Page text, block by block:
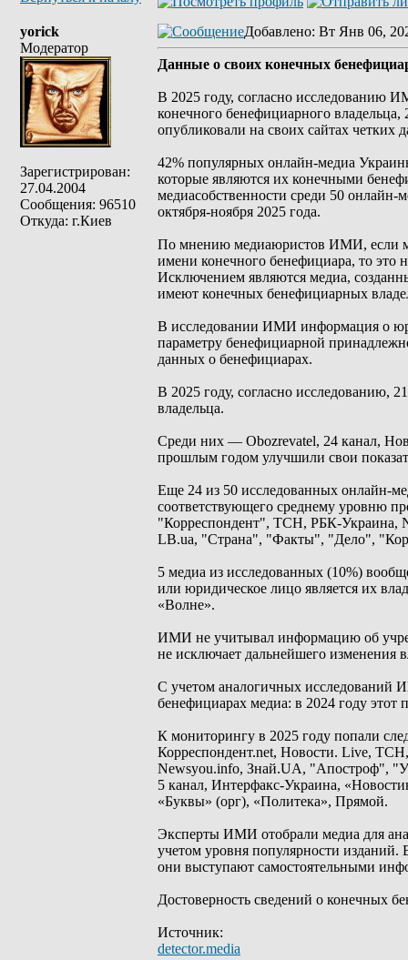
yorick
Модератор
Зарегистрирован:
27.04.2004
Сообщения: 96510
Откуда: г.Киев
Добавлено: Вт Янв 06,
Данные о своих конечных
В 2025 году, согласно исследованию
конечного бенефициарного
опубликовали на своих сайтах четких
42% популярных онлайн-медиа
которые являются их конечными
медиасобственности среди 50
октября-ноября 2025 года.
По мнению медиаюристов ИМИ, если
имени конечного бенефициара, то это
Исключением являются медиа,
имеют конечных бенефициарных
В исследовании ИМИ информация о
параметру бенефициарной
данных о бенефициарах.
В 2025 году, согласно исследованию,
владельца.
Среди них — Obozrevatel, 24 канал,
прошлым годом улучшили свои
Еще 24 из 50 исследованных онлайн-
соответствующего среднему уровню
"Корреспондент", ТСН, РБК-Украина,
LB.ua, "Страна", "Факты", "Дело",
5 медиа из исследованных (10%)
или юридическое лицо является их
«Волне».
ИМИ не учитывал информацию об
не исключает дальнейшего изменения
С учетом аналогичных исследований
бенефициарах медиа: в 2024 году этот
К мониторингу в 2025 году попали
Корреспондент.net, Новости. Live,
Newsyou.info, Знай.UA, "Апостроф",
5 канал, Интерфакс-Украина,
«Буквы» (орг), «Политека», Прямой.
Эксперты ИМИ отобрали медиа для
учетом уровня популярности
они выступают самостоятельными
Достоверность сведений о конечных
Источник:
detector.media